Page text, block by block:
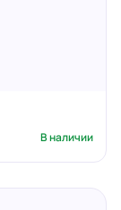
В наличии